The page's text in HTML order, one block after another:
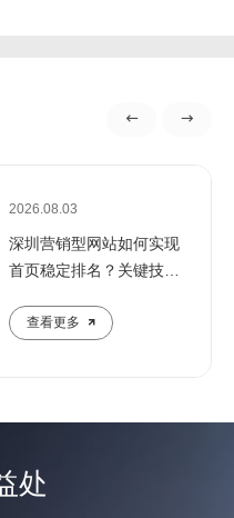
2026.08.03
深圳营销型网站如何实现
首页稳定排名？关键技巧
查看更多
处